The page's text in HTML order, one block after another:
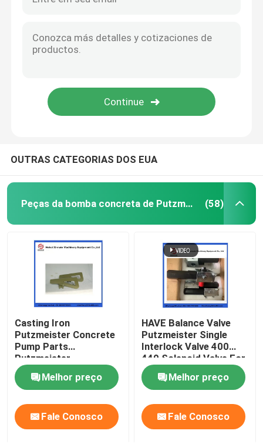
OUTRAS CATEGORIAS DOS EUA
Peças da bomba concreta de Putzmeister (58)
Casting Iron
Putzmeister Concrete
Pump Parts
Putzmeister
Agitatoring Paddles
Melhor preço
Fale Conosco
HAVE Balance Valve
Putzmeister Single
Interlock Valve 400
440 Solenoid Valve For
Concrete Pump
Melhor preço
Fale Conosco